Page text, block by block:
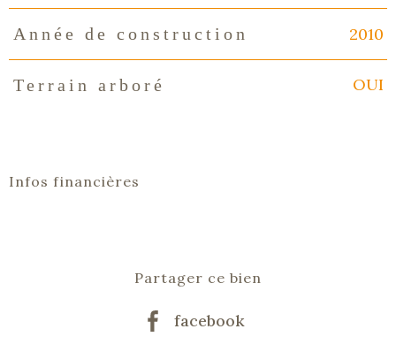
Année de construction 2010
Terrain arboré OUI
Infos financières
Partager ce bien
facebook